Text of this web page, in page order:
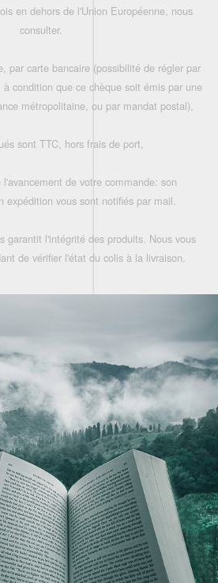
en dehors de l'Union Européenne, nous
consulter.
par carte bancaire (possibilité de régler par
condition que ce chèque soit émis par une
métropolitaine, ou par mandat postal),
sont TTC, hors frais de port,
de votre commande: son
expédition vous sont notifiés par mail.
garantit l'intégrité des produits. Nous vous
de vérifier l'état du colis à la livraison.